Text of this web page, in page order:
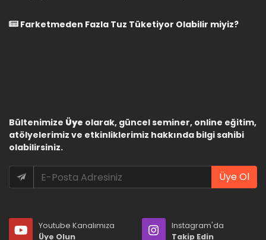
Farketmeden Fazla Tuz Tüketiyor Olabilir miyiz?
Bültenimize Üye olarak, güncel seminer, online eğitim,
atölyelerimiz ve etkinliklerimiz hakkında bilgi sahibi
olabilirsiniz.
Üye Ol
Youtube Kanalımıza
Üye Olun
Instagram'da
Takip Edin